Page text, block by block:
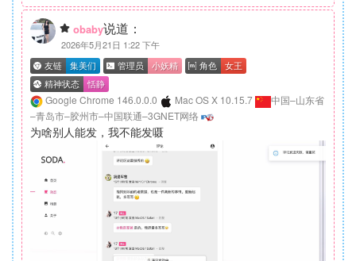
obaby说道：
2026年5月21日 1:22 下午
Google Chrome 146.0.0.0 Mac OS X 10.15.7
中国–山东省
–青岛市–胶州市–中国联通–3GNET网络
为啥别人能发，我不能发嗫